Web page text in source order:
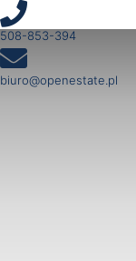
508-853-394
biuro@openestate.pl